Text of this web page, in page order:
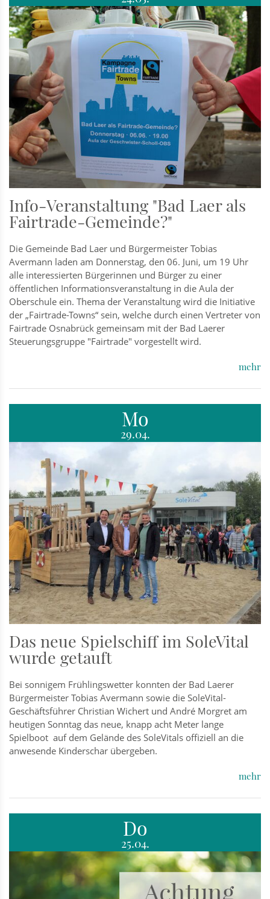
Info-Veranstaltung "Bad Laer als
Fairtrade-Gemeinde?"
Die Gemeinde Bad Laer und Bürgermeister Tobias
Avermann laden am Donnerstag, den 06. Juni, um 19 Uhr
alle interessierten Bürgerinnen und Bürger zu einer
öffentlichen Informationsveranstaltung in die Aula der
Oberschule ein. Thema der Veranstaltung wird die Initiative
der „Fairtrade-Towns“ sein, welche durch einen Vertreter von
Fairtrade Osnabrück gemeinsam mit der Bad Laerer
Steuerungsgruppe "Fairtrade" vorgestellt wird.
mehr
Mo
29.04.
Das neue Spielschiff im SoleVital
wurde getauft
Bei sonnigem Frühlingswetter konnten der Bad Laerer
Bürgermeister Tobias Avermann sowie die SoleVital-
Geschäftsführer Christian Wichert und André Morgret am
heutigen Sonntag das neue, knapp acht Meter lange
Spielboot auf dem Gelände des SoleVitals offiziell an die
anwesende Kinderschar übergeben.
mehr
Do
25.04.